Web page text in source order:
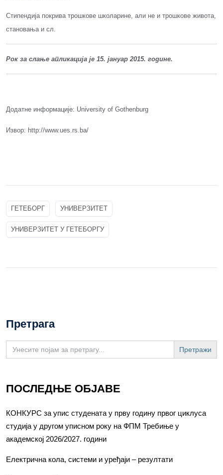
Стипендија покрива трошкове школарине, али не и трошкове живота,
становања и сл.
Рок за слање апликација је 15. јануар 2015. године.
Додатне информације: University of Gothenburg
Извор: http://www.ues.rs.ba/
ГЕТЕБОРГ УНИВЕРЗИТЕТ
УНИВЕРЗИТЕТ У ГЕТЕБОРГУ
Претрага
Search
for:
ПОСЛЕДЊЕ ОБЈАВЕ
КОНКУРС за упис студената у прву годину првог циклуса
студија у другом уписном року на ФПМ Требиње у
академској 2026/2027. години
Електрична кола, системи и уређаји – резултати